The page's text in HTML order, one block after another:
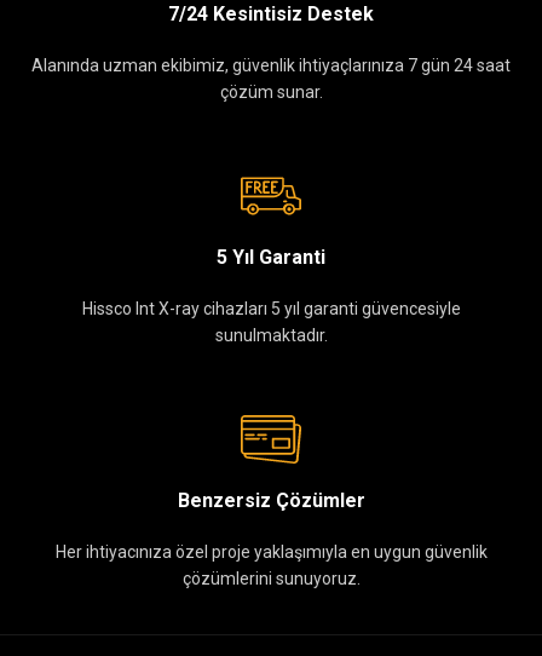
7/24 Kesintisiz Destek
Alanında uzman ekibimiz, güvenlik ihtiyaçlarınıza 7 gün 24 saat
çözüm sunar.
5 Yıl Garanti
Hissco Int X-ray cihazları 5 yıl garanti güvencesiyle
sunulmaktadır.
Benzersiz Çözümler
Her ihtiyacınıza özel proje yaklaşımıyla en uygun güvenlik
çözümlerini sunuyoruz.